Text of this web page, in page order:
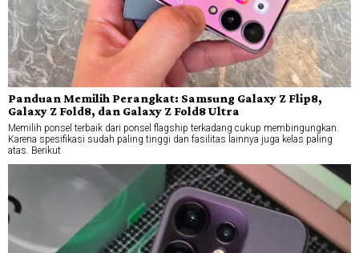
Panduan Memilih Perangkat: Samsung Galaxy Z Flip8,
Galaxy Z Fold8, dan Galaxy Z Fold8 Ultra
Memilih ponsel terbaik dari ponsel flagship terkadang cukup membingungkan.
Karena spesifikasi sudah paling tinggi dan fasilitas lainnya juga kelas paling
atas. Berikut